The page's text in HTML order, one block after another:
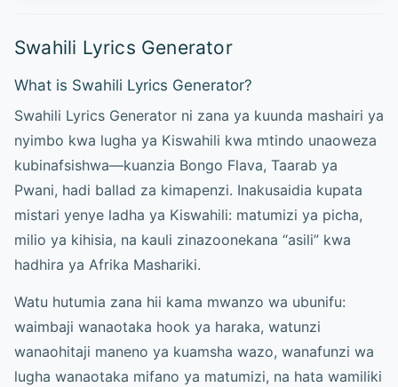
Swahili Lyrics Generator
What is Swahili Lyrics Generator?
Swahili Lyrics Generator ni zana ya kuunda mashairi ya
nyimbo kwa lugha ya Kiswahili kwa mtindo unaoweza
kubinafsishwa—kuanzia Bongo Flava, Taarab ya
Pwani, hadi ballad za kimapenzi. Inakusaidia kupata
mistari yenye ladha ya Kiswahili: matumizi ya picha,
milio ya kihisia, na kauli zinazoonekana “asili” kwa
hadhira ya Afrika Mashariki.
Watu hutumia zana hii kama mwanzo wa ubunifu:
waimbaji wanaotaka hook ya haraka, watunzi
wanaohitaji maneno ya kuamsha wazo, wanafunzi wa
lugha wanaotaka mifano ya matumizi, na hata wamiliki